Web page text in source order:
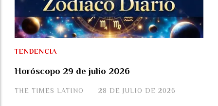
Horóscopo 29 de julio 2026
THE TIMES LATINO
TENDENCIA
28 DE JULIO DE 2026